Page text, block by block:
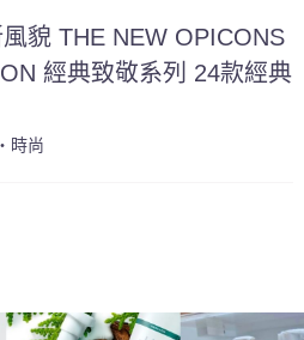
貌 THE NEW OPICONS
經典致敬系列 24款經典
時尚